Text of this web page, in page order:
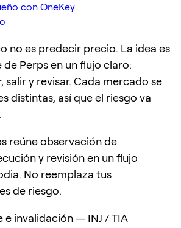
con OneKey
no es predecir precio. La idea es
Perps en un flujo claro:
salir y revisar. Cada mercado se
distintas, así que el riesgo va
reúne observación de
y revisión en un flujo
No reemplaza tus
de riesgo.
invalidación — INJ / TIA